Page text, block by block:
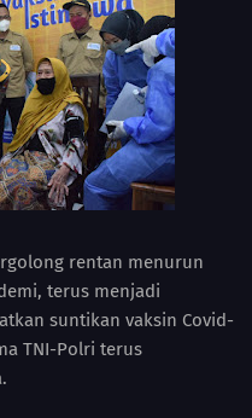
rentan menurun
terus menjadi
suntikan vaksin Covid-
TNI-Polri terus